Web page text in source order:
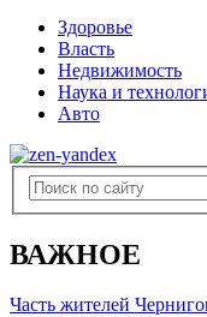
Здоровье
Власть
Недвижимость
Наука и
Авто
ВАЖНОЕ
Часть жителей